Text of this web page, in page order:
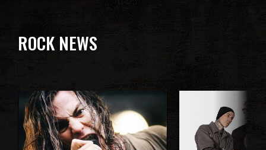
ROCK NEWS